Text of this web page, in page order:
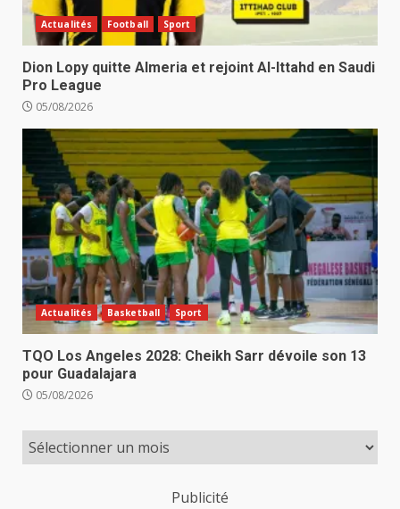
Actualités Football Sport
Dion Lopy quitte Almeria et rejoint Al-Ittahd en Saudi
Pro League
05/08/2026
Actualités Basketball Sport
TQO Los Angeles 2028: Cheikh Sarr dévoile son 13
pour Guadalajara
05/08/2026
Publicité